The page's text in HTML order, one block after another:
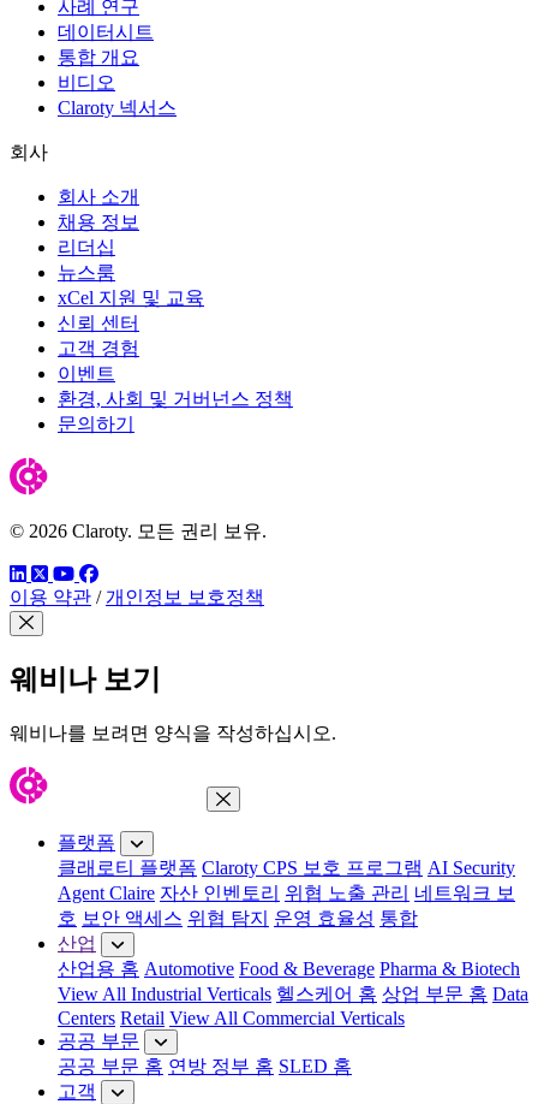
사례 연구
데이터시트
통합 개요
비디오
Claroty 넥서스
회사
회사 소개
채용 정보
리더십
뉴스룸
xCel 지원 및 교육
신뢰 센터
고객 경험
이벤트
환경, 사회 및 거버넌스 정책
문의하기
© 2026 Claroty. 모든 권리 보유.
링크드인
트위터유튜브
페이스북
이용 약관 / 개인정보 보호정책
모달 닫기
웨비나 보기
웨비나를 보려면 양식을 작성하십시오.
메뉴 닫기
플랫폼
클래로티 플랫폼 Claroty CPS 보호 프로그램 AI Security
Agent Claire 자산 인벤토리 위협 노출 관리 네트워크 보
호 보안 액세스 위협 탐지 운영 효율성 통합
산업
산업용 홈 Automotive Food & Beverage Pharma & Biotech
View All Industrial Verticals 헬스케어 홈 상업 부문 홈 Data
Centers Retail View All Commercial Verticals
공공 부문
공공 부문 홈 연방 정부 홈 SLED 홈
고객